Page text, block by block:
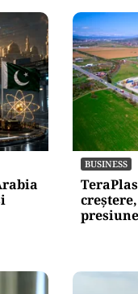
BUSINESS
presiune